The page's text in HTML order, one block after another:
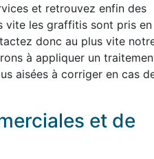
et retrouvez enfin des
vite les graffitis sont pris en
donc au plus vite
à appliquer un
aisées à corriger en cas
et de